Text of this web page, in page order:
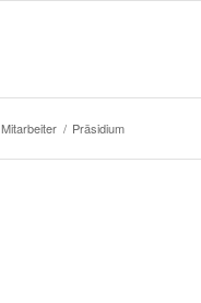
Mitarbeiter / Präsidium